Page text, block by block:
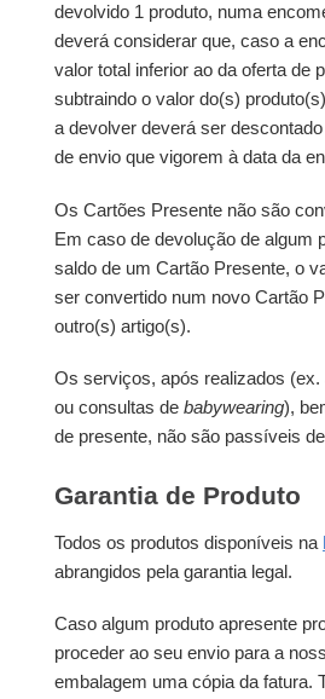
devolvido 1 produto, numa
deverá considerar que, caso a
valor total inferior ao da oferta de
subtraindo o valor do(s)
a devolver deverá ser
de envio que vigorem à data da
Os Cartões Presente não são
Em caso de devolução de algum
saldo de um Cartão Presente, o
ser convertido num novo Cartão
outro(s) artigo(s).
Os serviços, após realizados (ex.
ou consultas de babywearing),
de presente, não são passíveis
Garantia de Produto
Todos os produtos disponíveis na
abrangidos pela garantia legal.
Caso algum produto apresente
proceder ao seu envio para a
embalagem uma cópia da fatura.